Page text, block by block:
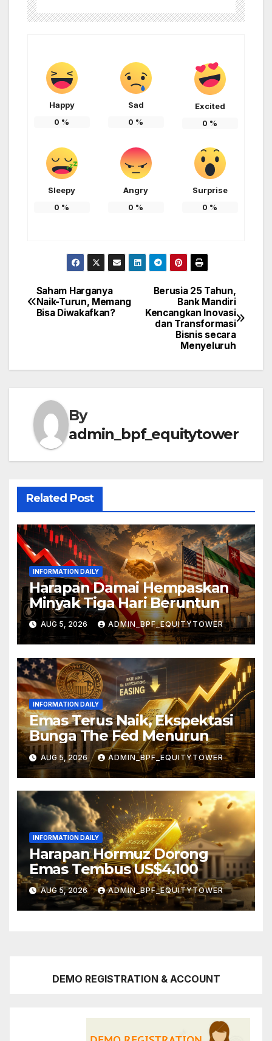
Happy
0 %
Sad
0 %
Excited
0 %
Sleepy
0 %
Angry
0 %
Surprise
0 %
Post
navigation
Berusia 25 Tahun,
Bank Mandiri
Kencangkan Inovasi
dan Transformasi
Bisnis secara
Menyeluruh
Saham Harganya
Naik-Turun, Memang
Bisa Diwakafkan?
By
admin_bpf_equitytower
Related Post
INFORMATION DAILY
Harapan Damai Hempaskan
Minyak Tiga Hari Beruntun
AUG 5, 2026 ADMIN_BPF_EQUITYTOWER
INFORMATION DAILY
Emas Terus Naik, Ekspektasi
Bunga The Fed Menurun
AUG 5, 2026 ADMIN_BPF_EQUITYTOWER
INFORMATION DAILY
Harapan Hormuz Dorong
Emas Tembus US$4.100
AUG 5, 2026 ADMIN_BPF_EQUITYTOWER
DEMO REGISTRATION & ACCOUNT